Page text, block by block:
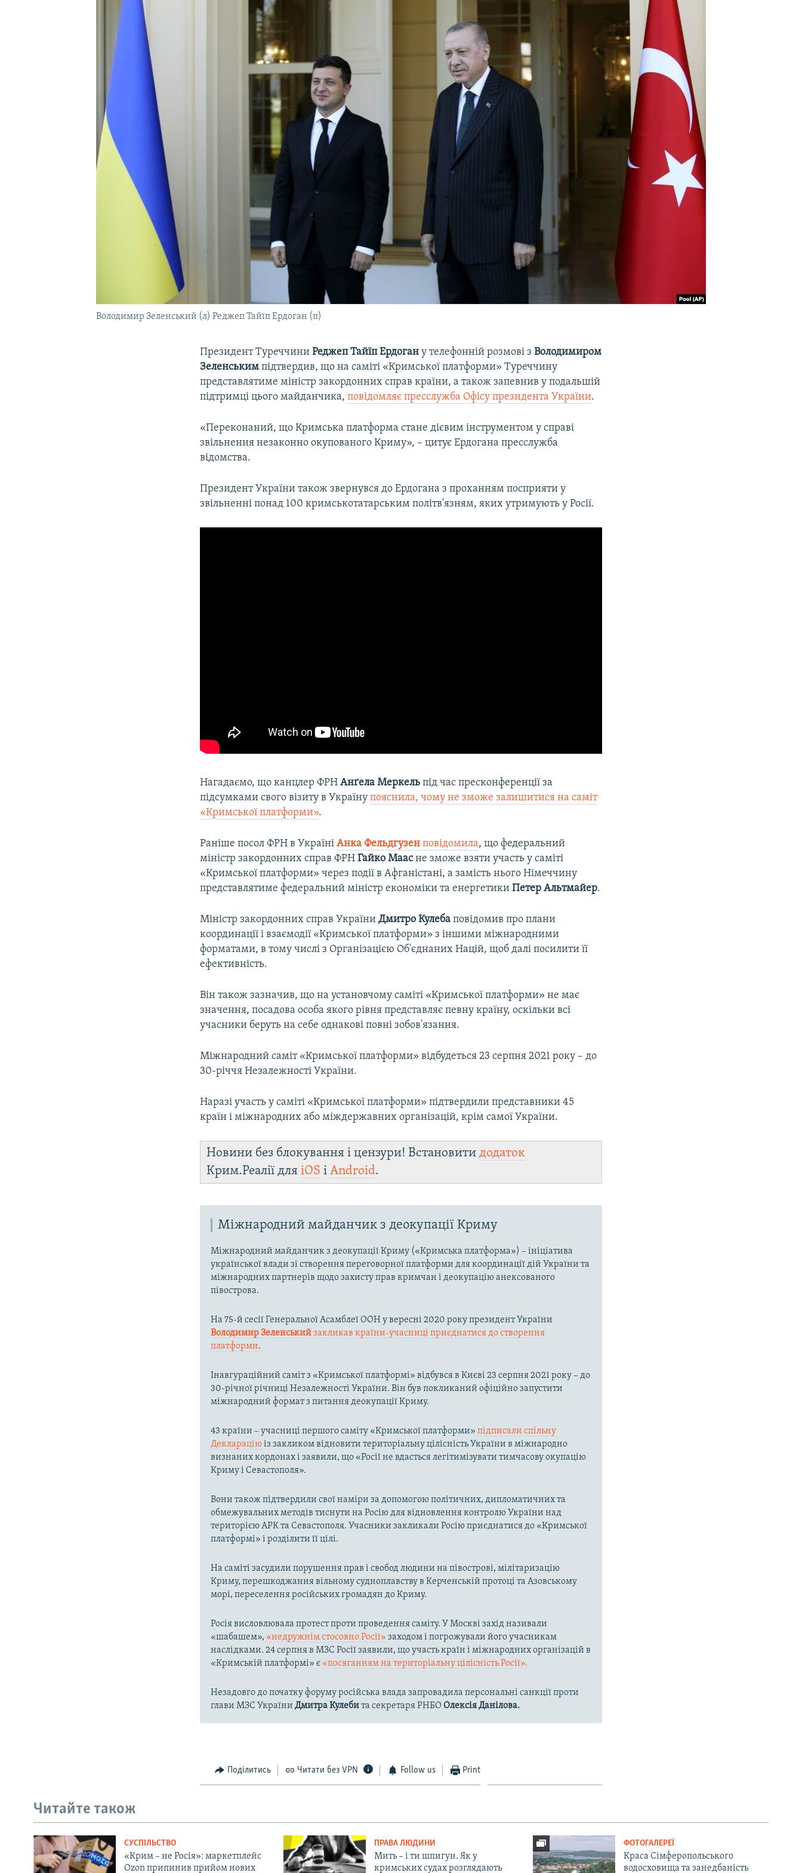
УКРАЇНСЬКА ПРОБЛЕМА КРИМУ
Володимир Зеленський (л) Реджеп Тайїп Ердоган (п)
Президент Туреччини Реджеп Тайїп Ердоган у телефонній розмові зВолодимиром
Зеленським підтвердив, що на саміті «Кримської платформи» Туреччину
представлятиме міністр закордонних справ країни, а також запевнив у подальшій
підтримці цього майданчика,повідомляє пресслужба Офісу президента України.
«Переконаний, що Кримська платформа стане дієвим інструментом у справі
звільнення незаконно окупованого Криму», – цитує Ердогана пресслужба
відомства.
Президент України також звернувся до Ердогана з проханням посприяти у
звільненні понад 100 кримськотатарським політв'язням, яких утримують у Росії.
Нагадаємо, що канцлер ФРНАнґела Меркель під час пресконференції за
підсумками свого візиту в Українупояснила, чому не зможе залишитися на саміт
«Кримської платформи».
Раніше посол ФРН в УкраїніАнка Фельдгузенповідомила, що федеральний
міністр закордонних справ ФРНГайко Маасне зможе взяти участь у саміті
«Кримської платформи» через події в Афганістані, а замість нього Німеччину
представлятиме федеральний міністр економіки та енергетикиПетер Альтмайер.
Міністр закордонних справ УкраїниДмитро Кулеба повідомив про плани
координації і взаємодії «Кримської платформи» з іншими міжнародними
форматами, в тому числі з Організацією Об'єднаних Націй, щоб далі посилити її
ефективність.
Він також зазначив, що на установчому саміті «Кримської платформи» не має
значення, посадова особа якого рівня представляє певну країну, оскільки всі
учасники беруть на себе однакові повні зобов'язання.
Міжнародний саміт «Кримської платформи» відбудеться 23 серпня 2021 року – до
30-річчя Незалежності України.
Наразі участь у саміті «Кримської платформи» підтвердили представники 45
країн і міжнародних або міждержавних організацій, крім самої України.
Новини без блокування і цензури! Встановитидодаток
Крим.Реалії дляiOS іAndroid.
Міжнародний майданчик з деокупації Криму
Міжнародний майданчик з деокупації Криму («Кримська платформа») – ініціатива
української влади зі створення переговорної платформи для координації дій України та
міжнародних партнерів щодо захисту прав кримчан і деокупацію анексованого
півострова.
На 75-й сесії Генеральної Асамблеї ООН у вересні 2020 року президент України
Володимир Зеленськийзакликав країни-учасниці приєднатися до створення
платформи.
Інавгураційний саміт з «Кримської платформі» відбувся в Києві 23 серпня 2021 року – до
30-річної річниці Незалежності України. Він був покликаний офіційно запустити
міжнародний формат з питання деокупації Криму.
43 країни – учасниці першого саміту «Кримської платформи»підписали спільну
Деклараціюіз закликом відновити територіальну цілісність України в міжнародно
визнаних кордонах і заявили, що «Росії не вдасться легітимізувати тимчасову окупацію
Криму і Севастополя».
Вони також підтвердили свої наміри за допомогою політичних, дипломатичних та
обмежувальних методів тиснути на Росію для відновлення контролю України над
територією АРК та Севастополя. Учасники закликали Росію приєднатися до «Кримської
платформі» і розділити її цілі.
На саміті засудили порушення прав і свобод людини на півострові, мілітаризацію
Криму, перешкоджання вільному судноплавству в Керченській протоці та Азовському
морі, переселення російських громадян до Криму.
Росія висловлювала протест проти проведення саміту. У Москві захід називали
«шабашем», «недружнім стосовно Росії» заходом і погрожували його учасникам
наслідками. 24 серпня в МЗС Росії заявили, що участь країн і міжнародних організацій в
«Кримській платформі» є «посяганням на територіальну цілісність Росії».
Незадовго до початку форуму російська влада запровадила персональні санкції проти
глави МЗС УкраїниДмитра Кулебита секретаря РНБООлексія Данілова.
Поділитись Читати без VPN Follow us Print
Читайте також
СУСПІЛЬСТВО
«Крим – не Росія»: маркетплейс
Ozon припинив прийом нових
ПРАВА ЛЮДИНИ
Мить – і ти шпигун. Як у
кримських судах розглядають
ФОТОГАЛЕРЕЇ
Краса Сімферопольського
водосховища та занедбаність